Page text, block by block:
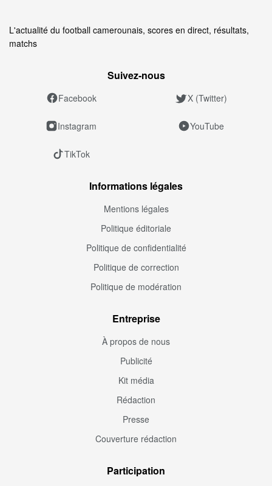
L'actualité du football camerounais, scores en direct, résultats,
matchs
Suivez‑nous
Facebook X (Twitter)
Instagram YouTube
TikTok
Informations légales
Mentions légales
Politique éditoriale
Politique de confidentialité
Politique de correction
Politique de modération
Entreprise
À propos de nous
Publicité
Kit média
Rédaction
Presse
Couverture rédaction
Participation